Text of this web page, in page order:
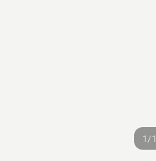
1/1